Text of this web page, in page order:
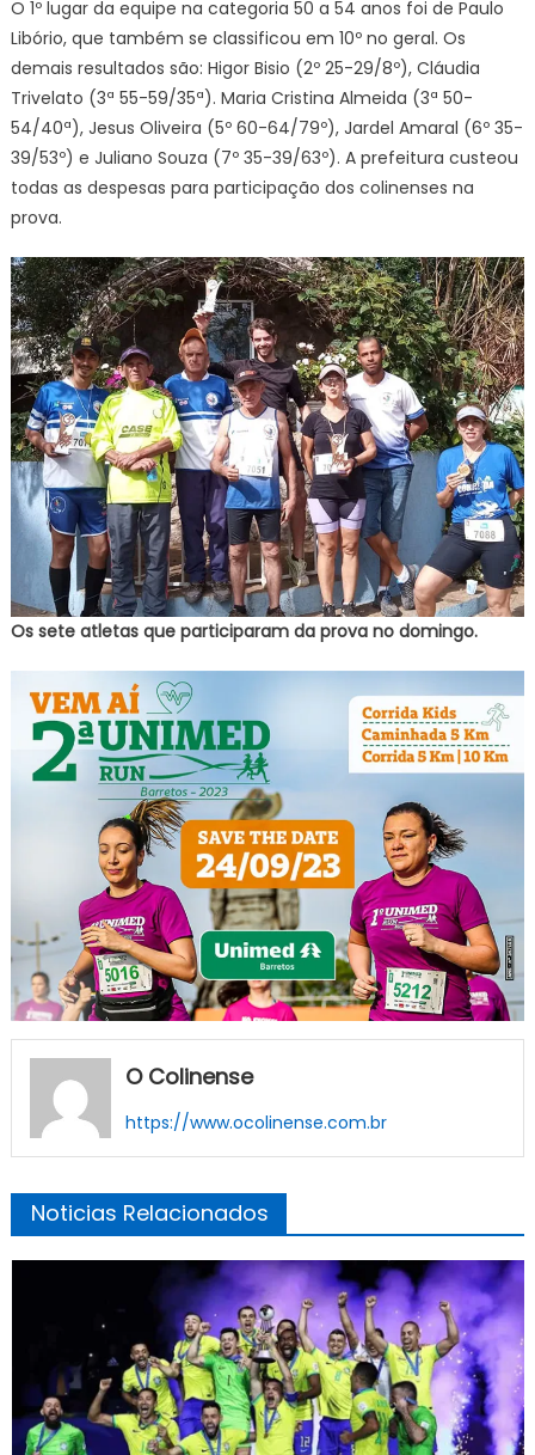
O 1º lugar da equipe na categoria 50 a 54 anos foi de Paulo
Libório, que também se classificou em 10º no geral. Os
demais resultados são: Higor Bisio (2º 25-29/8º), Cláudia
Trivelato (3ª 55-59/35ª). Maria Cristina Almeida (3ª 50-
54/40ª), Jesus Oliveira (5º 60-64/79º), Jardel Amaral (6º 35-
39/53º) e Juliano Souza (7º 35-39/63º). A prefeitura custeou
todas as despesas para participação dos colinenses na
prova.
Os sete atletas que participaram da prova no domingo.
O Colinense
https://www.ocolinense.com.br
Noticias Relacionados